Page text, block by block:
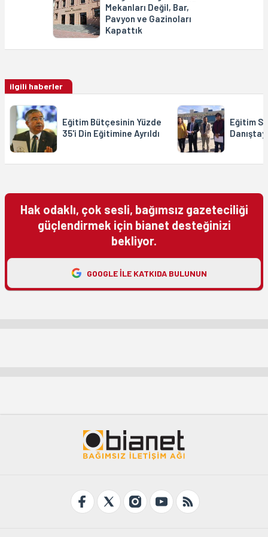
Mekanları Değil, Bar,
Pavyon ve Gazinoları
Kapattık
ilgili haberler
Eğitim Bütçesinin Yüzde
35'i Din Eğitimine Ayrıldı
Eğitim
Hak odaklı, çok sesli, bağımsız gazeteciliği
güçlendirmek için bianet desteğinizi
bekliyor.
GOOGLE ILE KATKIDA BULUNUN